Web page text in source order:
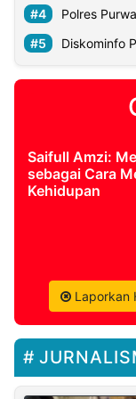
Polres
Diskominfo
Saifull Amzi:
sebagai Cara
Kehidupan
Laporkan